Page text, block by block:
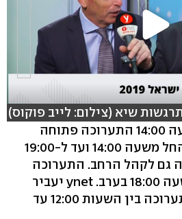
שיא (צילום: לייב פוקוס)
בשעות הבוקר עד השעה 14:00 התערוכה פתוחה
לקהל מקצועי בלבד, והחל משעה 14:00 ועד ל-19:00
גם לקהל הרחב. התערוכה
תימשך גם מחר עד השעה 18:00 בערב. ynet יעביר
משדרים מיוחדים מהתערוכה בין השעות 12:00 עד